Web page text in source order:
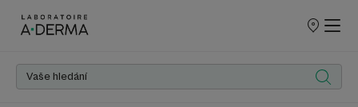
PRODEJNÍ